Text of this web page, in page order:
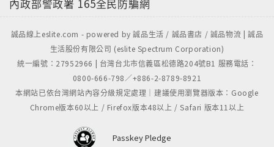
內政部警政署 165全民防騙網
誠品線上eslite.com - powered by 誠品生活 / 誠品書店 / 誠品物流 | 誠品
生活股份有限公司 (eslite Spectrum Corporation)
統一編號：27952966 | 台灣台北市信義區松德路204號B1 服務電話：
0800-666-798／+886-2-8789-8921
本網站已依台灣網站內容分級規定處理｜建議使用瀏覽器版本：Google
Chrome版本60以上 / Firefox版本48以上 / Safari 版本11以上
Passkey Pledge